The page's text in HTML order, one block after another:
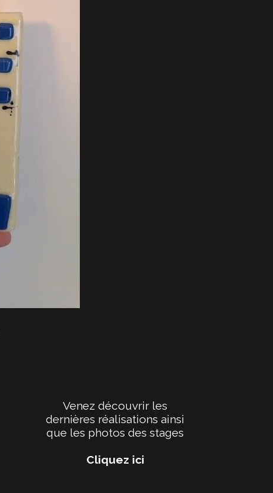
Venez découvrir les
dernières réalisations ainsi
que les photos des stages
Cliquez ici